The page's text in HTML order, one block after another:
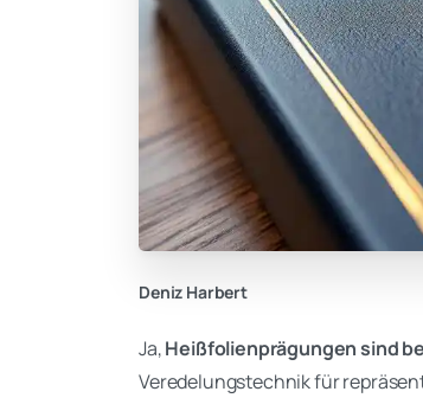
Deniz Harbert
Ja,Heißfolienprägungen sind
Veredelungstechnik für